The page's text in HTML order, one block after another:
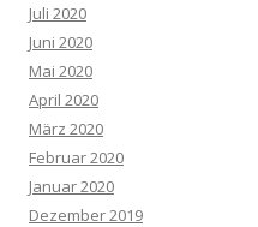
Juli 2020
Juni 2020
Mai 2020
April 2020
März 2020
Februar 2020
Januar 2020
Dezember 2019